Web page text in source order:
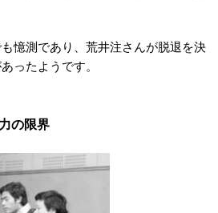
憶測であり、荒井注さんが脱退を決
ったようです。
の限界